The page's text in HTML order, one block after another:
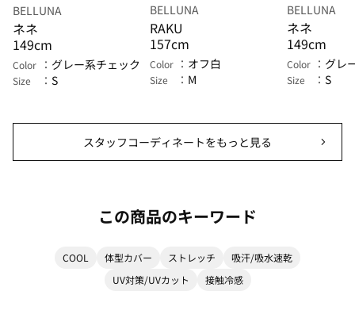
BELLUNA
ネネ
149cm
Color グレー系チェック
Size S
BELLUNA
RAKU
157cm
Color オフ白
Size M
BELLUNA
ネネ
149cm
Color グレ
Size S
スタッフコーディネートをもっと見る
この商品のキーワード
COOL 体型カバー ストレッチ
吸汗/吸水速乾
UV対策/UVカット
接触冷感